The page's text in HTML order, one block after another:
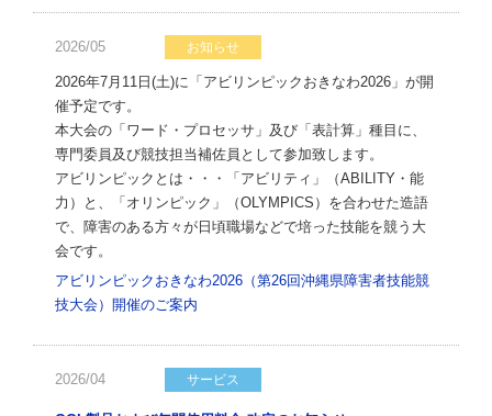
2026/05 お知らせ
2026年7月11日(土)に「アビリンピックおきなわ2026」が開
催予定です。
本大会の「ワード・プロセッサ」及び「表計算」種目に、
専門委員及び競技担当補佐員として参加致します。
アビリンピックとは・・・「アビリティ」（ABILITY・能
力）と、「オリンピック」（OLYMPICS）を合わせた造語
で、障害のある方々が日頃職場などで培った技能を競う大
会です。
アビリンピックおきなわ2026（第26回沖縄県障害者技能競
技大会）開催のご案内
2026/04 サービス